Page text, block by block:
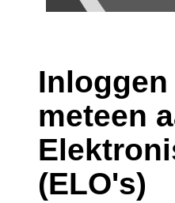
meteen
(ELO's)